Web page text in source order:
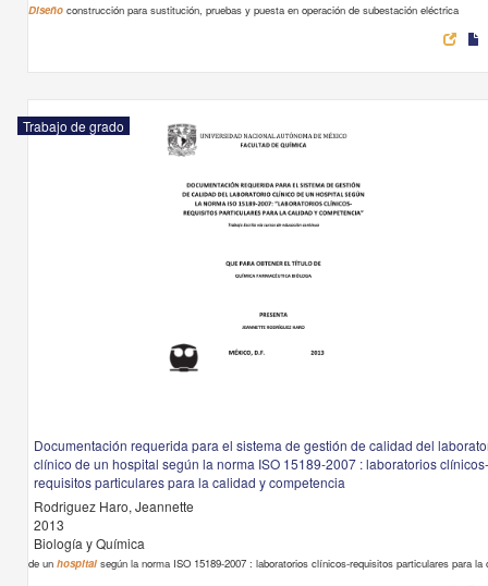
Diseño construcción para sustitución, pruebas y puesta en operación de subestación eléctrica
Trabajo de grado
Documentación requerida para el sistema de gestión de calidad del
clínico de un hospital según la norma ISO 15189-2007 : laboratorios
requisitos particulares para la calidad y competencia
Rodriguez Haro, Jeannette
2013
Biología y Química
de unhospital según la norma ISO 15189-2007 : laboratorios clínicos-requisitos particulares para la